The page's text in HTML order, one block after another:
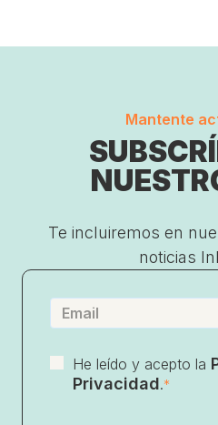
Mantente
Te incluiremos en
noticias
He leído y acepto la
Privacidad.*